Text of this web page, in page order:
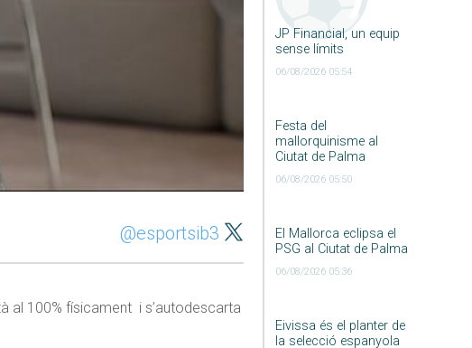
JP Financial, un equip
sense límits
06/08/2026 05:54
Festa del
mallorquinisme al
Ciutat de Palma
06/08/2026 05:50
El Mallorca eclipsa el
PSG al Ciutat de Palma
06/08/2026 05:36
Eivissa és el planter de
la selecció espanyola
@esportsib3
al 100% físicament i s’autodescarta